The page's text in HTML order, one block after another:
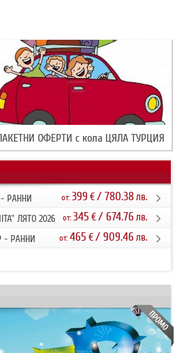
ОФЕРТИ с кола ЦЯЛА ТУРЦИЯ
РАННИ
от: 399 €/ 780.38лв.
ЛЯТО 2026
от: 345 €/ 674.76лв.
- РАННИ
от: 465 €/ 909.46лв.